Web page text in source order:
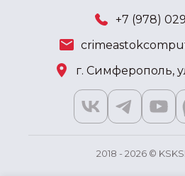
+7 (978)
г. Симферополь,
2018 - 2026 ©